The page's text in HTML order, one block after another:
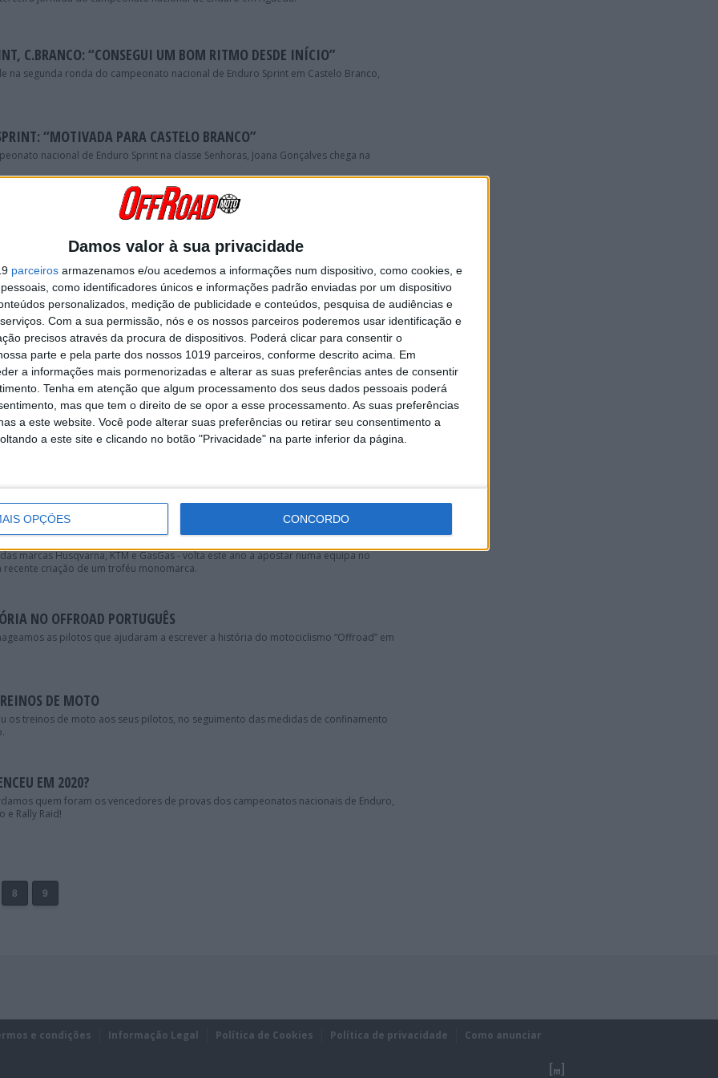
Damos valor à sua privacidade
parceiros armazenamos e/ou acedemos a informações num dispositivo, como cookies, e
como identificadores únicos e informações padrão enviadas por um dispositivo
personalizados, medição de publicidade e conteúdos, pesquisa de audiências e
Com a sua permissão, nós e os nossos parceiros poderemos usar identificação e
precisos através da procura de dispositivos. Poderá clicar para consentir o
parte e pela parte dos nossos 1019 parceiros, conforme descrito acima. Em
a informações mais pormenorizadas e alterar as suas preferências antes de consentir
Tenha em atenção que algum processamento dos seus dados pessoais poderá
mas que tem o direito de se opor a esse processamento. As suas preferências
a este website. Você pode alterar suas preferências ou retirar seu consentimento a
a este site e clicando no botão "Privacidade" na parte inferior da página.
OPÇÕES CONCORDO
C.BRANCO: “CONSEGUI UM BOM RITMO DESDE INÍCIO”
na segunda ronda do campeonato nacional de Enduro Sprint em Castelo Branco,
“MOTIVADA PARA CASTELO BRANCO”
nacional de Enduro Sprint na classe Senhoras, Joana Gonçalves chega na
PENACOVA: “OBJETIVO CUMPRIDO!”
a defesa do título de campeã nacional de Enduro Sprint.
“FUI MELHORANDO DE VOLTA PARA VOLTA”
classe Senhoras em Góis.
TRIUNFO DE JOANA GONÇALVES
na classe Senhoras do campeonato nacional de Enduro.
DOMÍNIO DE JOANA GONÇALVES
temporada com um triunfo.
“CONFIANTE NO SUCESSO DO LUÍS OLIVEIRA E DA JOANA
marcas Husqvarna, KTM e GasGas - volta este ano a apostar numa equipa no
criação de um troféu monomarca.
NO OFFROAD PORTUGUÊS
as pilotos que ajudaram a escrever a história do motociclismo “Offroad” em
DE MOTO
os treinos de moto aos seus pilotos, no seguimento das medidas de confinamento
EM 2020?
quem foram os vencedores de provas dos campeonatos nacionais de Enduro,
e Rally Raid!
8 9
e condições Informação Legal Política de Cookies Política de privacidade Como anunciar